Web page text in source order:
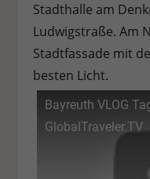
Stadthalle am
Ludwigstraße. Am
Stadtfassade mit
besten Licht.
Bayreuth VLOG
GlobalTraveler.TV